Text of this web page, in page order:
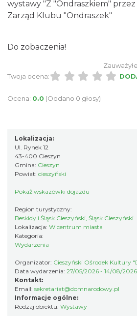
0.18 km
0.18 km
wystawy "Z "Ondraszkiem" przez
Zarząd Klubu "Ondraszek"
Do zobaczenia!
Twoja ocena:
Ocena: 0.0 (Oddano 0 głosy)
Lokalizacja:
Ul. Rynek 12
43-400 Cieszyn
Gmina: Cieszyn
Powiat: cieszyński
Pokaż wskazówki dojazdu
Region turystyczny:
Beskidy i Śląsk Cieszyński, Śląsk Cieszyński
Lokalizacja: W centrum miasta
Kategoria:
Wydarzenia
Organizator: Cieszyński Ośrodek Kultury
Data wydarzenia: 27/05/2026 - 14/08/2026
Kontakt:
Email: sekretariat@domnarodowy.pl
Informacje ogólne:
Rodzaj obiektu: Wystawy